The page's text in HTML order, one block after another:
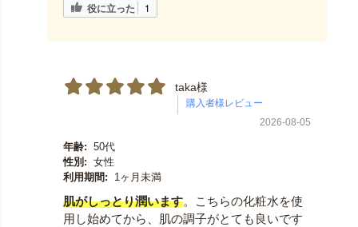
役に立った 1
taka様
2026-08-05
年齢: 50代
性別: 女性
利用期間:
1ヶ月未満
肌がしっとり潤います。こちらの化粧水を使
用し始めてから、肌の調子がとても良いです